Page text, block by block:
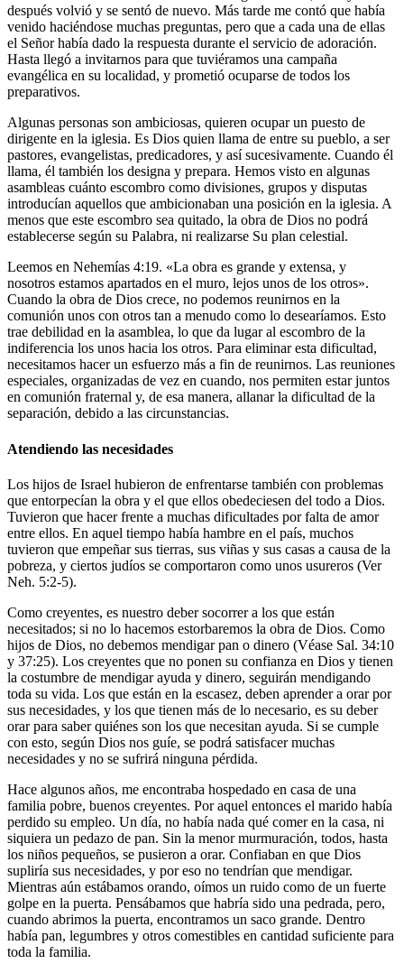
después volvió y se sentó de nuevo. Más tarde me contó que había
venido haciéndose muchas preguntas, pero que a cada una de ellas
el Señor había dado la respuesta durante el servicio de adoración.
Hasta llegó a invitarnos para que tuviéramos una campaña
evangélica en su localidad, y prometió ocuparse de todos los
preparativos.
Algunas personas son ambiciosas, quieren ocupar un puesto de
dirigente en la iglesia. Es Dios quien llama de entre su pueblo, a ser
pastores, evangelistas, predicadores, y así sucesivamente. Cuando él
llama, él también los designa y prepara. Hemos visto en algunas
asambleas cuánto escombro como divisiones, grupos y disputas
introducían aquellos que ambicionaban una posición en la iglesia. A
menos que este escombro sea quitado, la obra de Dios no podrá
establecerse según su Palabra, ni realizarse Su plan celestial.
Leemos en Nehemías 4:19. «La obra es grande y extensa, y
nosotros estamos apartados en el muro, lejos unos de los otros».
Cuando la obra de Dios crece, no podemos reunirnos en la
comunión unos con otros tan a menudo como lo desearíamos. Esto
trae debilidad en la asamblea, lo que da lugar al escombro de la
indiferencia los unos hacia los otros. Para eliminar esta dificultad,
necesitamos hacer un esfuerzo más a fin de reunirnos. Las reuniones
especiales, organizadas de vez en cuando, nos permiten estar juntos
en comunión fraternal y, de esa manera, allanar la dificultad de la
separación, debido a las circunstancias.
Atendiendo las necesidades
Los hijos de Israel hubieron de enfrentarse también con problemas
que entorpecían la obra y el que ellos obedeciesen del todo a Dios.
Tuvieron que hacer frente a muchas dificultades por falta de amor
entre ellos. En aquel tiempo había hambre en el país, muchos
tuvieron que empeñar sus tierras, sus viñas y sus casas a causa de la
pobreza, y ciertos judíos se comportaron como unos usureros (Ver
Neh. 5:2-5).
Como creyentes, es nuestro deber socorrer a los que están
necesitados; si no lo hacemos estorbaremos la obra de Dios. Como
hijos de Dios, no debemos mendigar pan o dinero (Véase Sal. 34:10
y 37:25). Los creyentes que no ponen su confianza en Dios y tienen
la costumbre de mendigar ayuda y dinero, seguirán mendigando
toda su vida. Los que están en la escasez, deben aprender a orar por
sus necesidades, y los que tienen más de lo necesario, es su deber
orar para saber quiénes son los que necesitan ayuda. Si se cumple
con esto, según Dios nos guíe, se podrá satisfacer muchas
necesidades y no se sufrirá ninguna pérdida.
Hace algunos años, me encontraba hospedado en casa de una
familia pobre, buenos creyentes. Por aquel entonces el marido había
perdido su empleo. Un día, no había nada qué comer en la casa, ni
siquiera un pedazo de pan. Sin la menor murmuración, todos, hasta
los niños pequeños, se pusieron a orar. Confiaban en que Dios
supliría sus necesidades, y por eso no tendrían que mendigar.
Mientras aún estábamos orando, oímos un ruido como de un fuerte
golpe en la puerta. Pensábamos que habría sido una pedrada, pero,
cuando abrimos la puerta, encontramos un saco grande. Dentro
había pan, legumbres y otros comestibles en cantidad suficiente para
toda la familia.